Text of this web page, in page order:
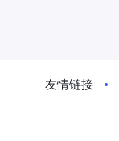
友情链接